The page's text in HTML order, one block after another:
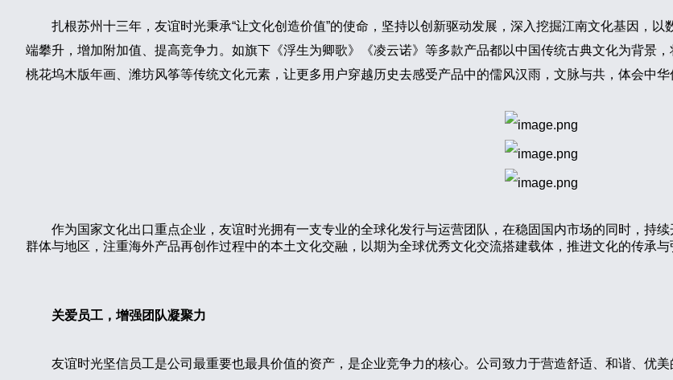
扎根苏州十三年，友谊时光秉承“让文化创造价值”的使命，坚持以创新驱动发展，深入挖掘江南文化基因，
端攀升，增加附加值、提高竞争力。如旗下《浮生为卿歌》《凌云诺》等多款产品都以中国传统古典文化为背景
桃花坞木版年画、潍坊风筝等传统文化元素，让更多用户穿越历史去感受产品中的儒风汉雨，文脉与共，体会中华
作为国家文化出口重点企业，友谊时光拥有一支专业的全球化发行与运营团队，在稳固国内市场的同时，持
群体与地区，注重海外产品再创作过程中的本土文化交融，以期为全球优秀文化交流搭建载体，推进文化的传承与
关爱员工，增强团队凝聚力
友谊时光坚信员工是公司最重要也最具价值的资产，是企业竞争力的核心。公司致力于营造舒适、和谐、优